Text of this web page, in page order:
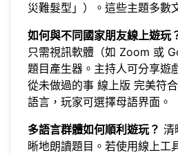
災難髮型」）。這些主題多數
如何與不同國家朋友線上遊玩
只需視訊軟體（如 Zoom 或
題目產生器。主持人可分享遊
從未做過的事 線上版 完美符
語言，玩家可選擇母語界面。
多語言群體如何順利遊玩？ 清
晰地朗讀題目。若使用線上工